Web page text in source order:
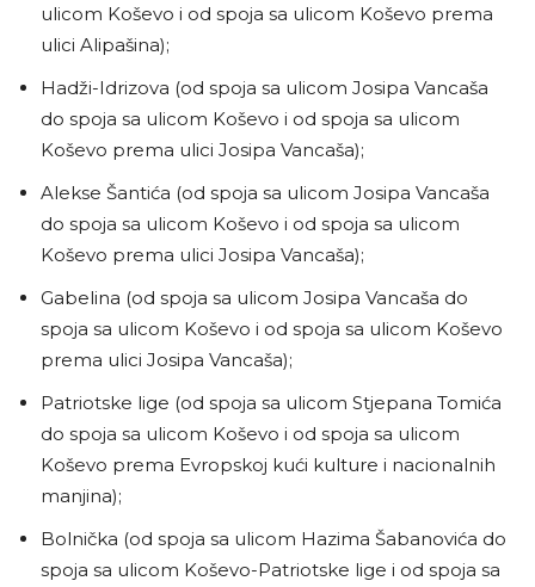
ulicom Koševo i od spoja sa ulicom Koševo prema
ulici Alipašina);
Hadži-Idrizova (od spoja sa ulicom Josipa Vancaša
do spoja sa ulicom Koševo i od spoja sa ulicom
Koševo prema ulici Josipa Vancaša);
Alekse Šantića (od spoja sa ulicom Josipa Vancaša
do spoja sa ulicom Koševo i od spoja sa ulicom
Koševo prema ulici Josipa Vancaša);
Gabelina (od spoja sa ulicom Josipa Vancaša do
spoja sa ulicom Koševo i od spoja sa ulicom Koševo
prema ulici Josipa Vancaša);
Patriotske lige (od spoja sa ulicom Stjepana Tomića
do spoja sa ulicom Koševo i od spoja sa ulicom
Koševo prema Evropskoj kući kulture i nacionalnih
manjina);
Bolnička (od spoja sa ulicom Hazima Šabanovića do
spoja sa ulicom Koševo-Patriotske lige i od spoja sa